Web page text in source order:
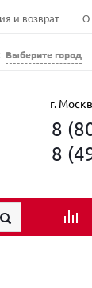
и возврат О
Выберите город
г.
8
8